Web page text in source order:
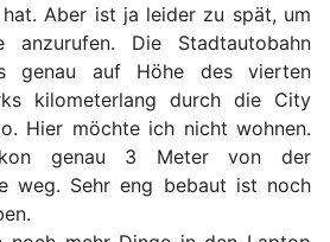
hat. Aber ist ja leider zu spät, um
anzurufen. Die Stadtautobahn
genau auf Höhe des vierten
kilometerlang durch die City
Hier möchte ich nicht wohnen.
genau 3 Meter von der
weg. Sehr eng bebaut ist noch